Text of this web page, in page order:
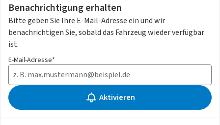
Benachrichtigung erhalten
Bitte geben Sie Ihre E-Mail-Adresse ein und wir
benachrichtigen Sie, sobald das Fahrzeug wieder verfügbar
ist.
E-Mail-Adresse*
Aktivieren